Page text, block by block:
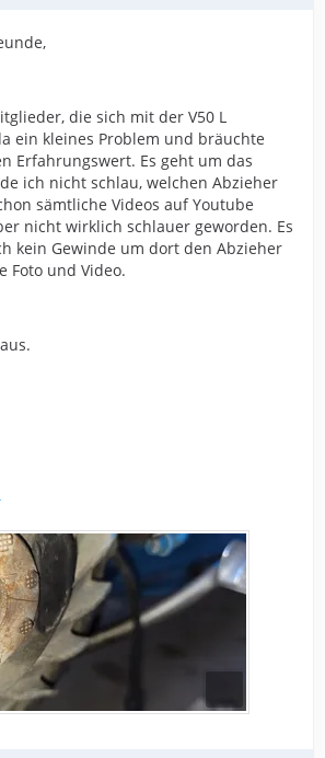
die sich mit der V50 L
ein kleines Problem und bräuchte
Erfahrungswert. Es geht um das
ich nicht schlau, welchen Abzieher
sämtliche Videos auf Youtube
nicht wirklich schlauer geworden. Es
kein Gewinde um dort den Abzieher
Foto und Video.